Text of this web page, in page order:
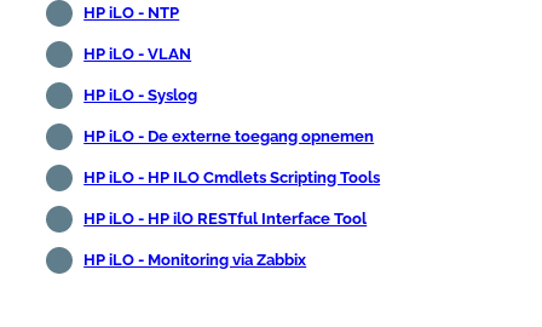
HP iLO - NTP
HP iLO - VLAN
HP iLO - Syslog
HP iLO - De externe toegang opnemen
HP iLO - HP ILO Cmdlets Scripting Tools
HP iLO - HP ilO RESTful Interface Tool
HP iLO - Monitoring via Zabbix